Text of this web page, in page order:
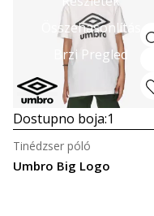
Összehasonlítás
Brzi Pregled
Dostupno boja:1
Umbro Big Logo
Tinédzser póló